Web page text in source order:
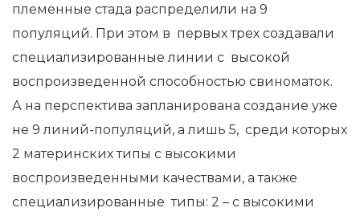
племенные стада распределили на 9
популяций. При этом в первых трех создавали
специализированные линии с высокой
воспроизведенной способностью свиноматок.
А на перспектива запланирована создание уже
не 9 линий-популяций, а лишь 5, среди которых
2 материнских типы с высокими
воспроизведенными качествами, а также
специализированные типы: 2 – с высокими